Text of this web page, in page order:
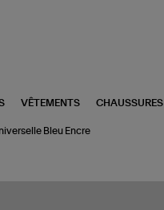
VÊTEMENTS CHAUSSURES
Bleu Encre